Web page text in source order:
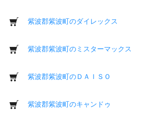
紫波郡紫波町のダイレックス
紫波郡紫波町のミスターマックス
紫波郡紫波町のＤＡＩＳＯ
紫波郡紫波町のキャンドゥ